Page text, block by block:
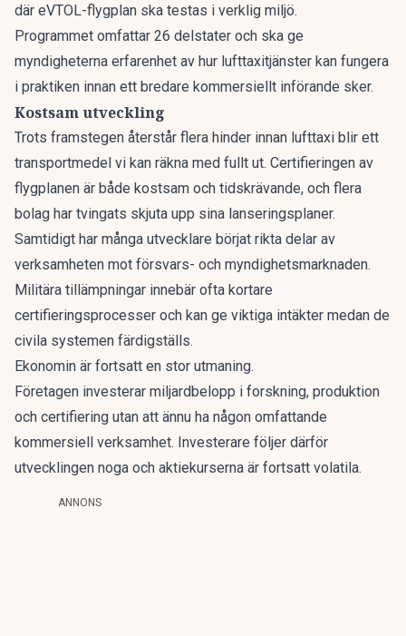
där eVTOL-flygplan ska testas i verklig miljö.
Programmet omfattar 26 delstater och ska ge
myndigheterna erfarenhet av hur lufttaxitjänster kan fungera
i praktiken innan ett bredare kommersiellt införande sker.
Kostsam utveckling
Trots framstegen återstår flera hinder innan lufttaxi blir ett
transportmedel vi kan räkna med fullt ut. Certifieringen av
flygplanen är både kostsam och tidskrävande, och flera
bolag har tvingats skjuta upp sina lanseringsplaner.
Samtidigt har många utvecklare börjat rikta delar av
verksamheten mot försvars- och myndighetsmarknaden.
Militära tillämpningar innebär ofta kortare
certifieringsprocesser och kan ge viktiga intäkter medan de
civila systemen färdigställs.
Ekonomin är fortsatt en stor utmaning.
Företagen investerar miljardbelopp i forskning, produktion
och certifiering utan att ännu ha någon omfattande
kommersiell verksamhet. Investerare följer därför
utvecklingen noga och aktiekurserna är fortsatt volatila.
ANNONS